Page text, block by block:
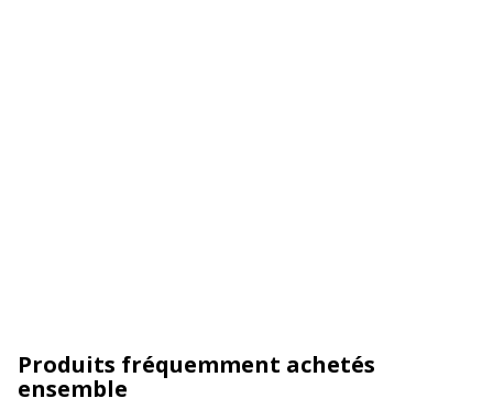
Produits fréquemment achetés
ensemble